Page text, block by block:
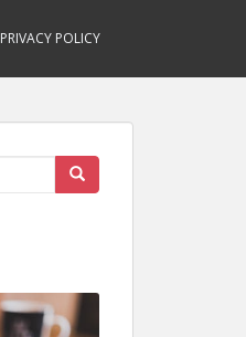
PRIVACY POLICY